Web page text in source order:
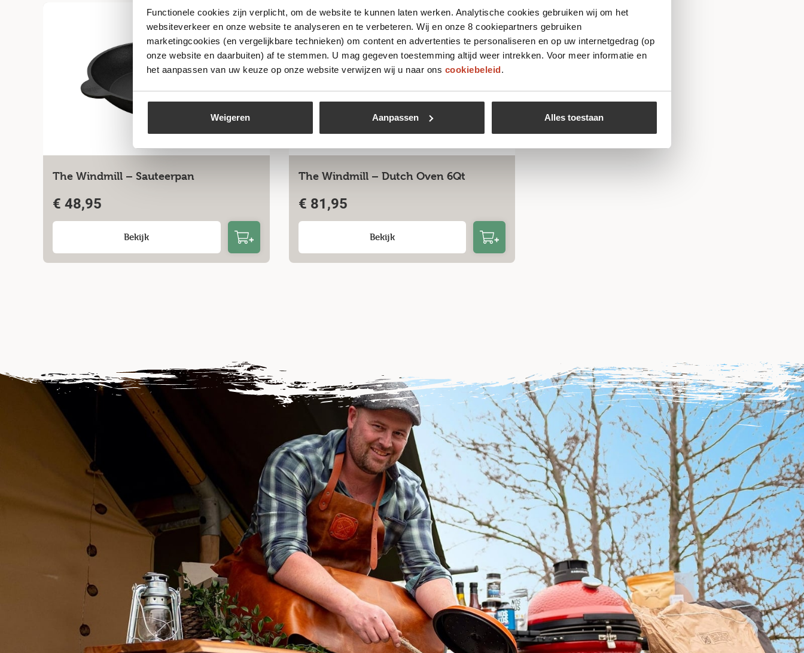
Functionele cookies zijn verplicht, om de website te kunnen laten werken. Analytische cookies gebruiken wij om het
websiteverkeer en onze website te analyseren en te verbeteren. Wij en onze 8 cookiepartners gebruiken
marketingcookies (en vergelijkbare technieken) om content en advertenties te personaliseren en op uw internetgedrag (op
onze website en daarbuiten) af te stemmen. U mag gegeven toestemming altijd weer intrekken. Voor meer informatie en
het aanpassen van uw keuze op onze website verwijzen wij u naar ons cookiebeleid.
Weigeren Aanpassen Alles toestaan
The Windmill – Sauteerpan
€ 48,95
Bekijk
The Windmill – Dutch Oven 6Qt
€ 81,95
Bekijk